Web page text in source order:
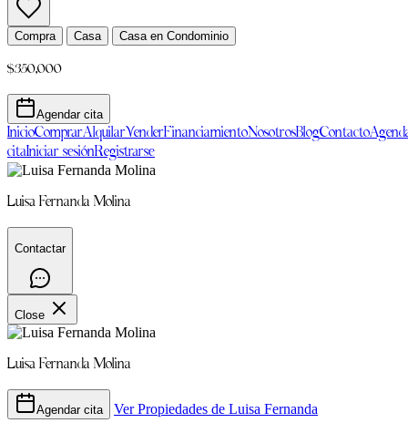
Compra Casa Casa en Condominio
$350,000
Agendar cita
InicioComprarAlquilarVenderFinanciamientoNosotrosBlogContacto
citaIniciar sesiónRegistrarse
Luisa Fernanda Molina
Contactar
Close
Luisa Fernanda Molina
Agendar cita Ver Propiedades de Luisa Fernanda